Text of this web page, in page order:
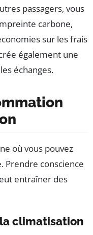
passagers, vous
carbone,
sur les frais
également une
échanges.
où vous pouvez
Prendre conscience
entraîner des
climatisation